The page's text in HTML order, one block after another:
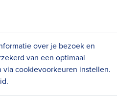
over je bezoek en
van een optimaal
cookievoorkeuren instellen.